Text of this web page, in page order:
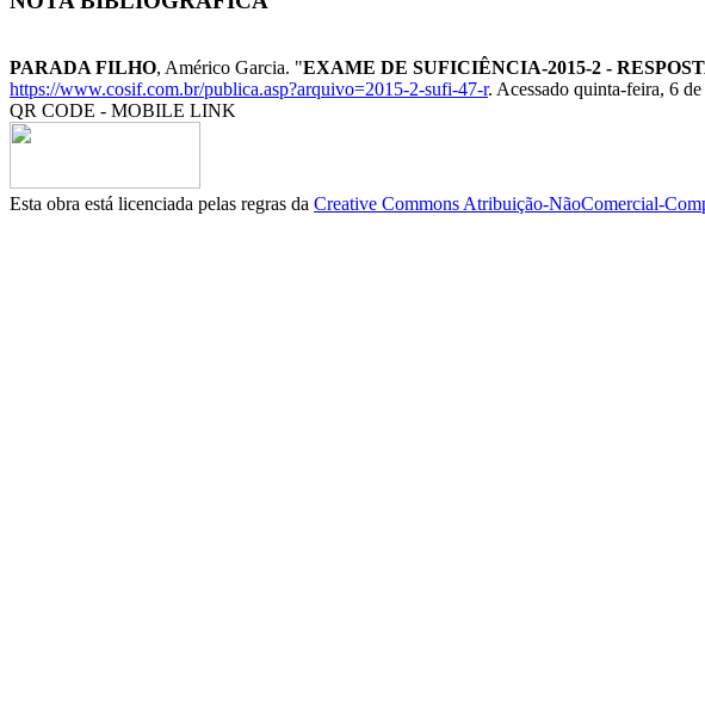
PARADA FILHO, Américo Garcia. "EXAME DE SUFICIÊNCIA-2015-2 -
https://www.cosif.com.br/publica.asp?arquivo=2015-2-sufi-47-r. Acessado quinta-feira, 6
QR CODE - MOBILE LINK
Esta obra está licenciada pelas regras da Creative Commons Atribuição-NãoComercial-